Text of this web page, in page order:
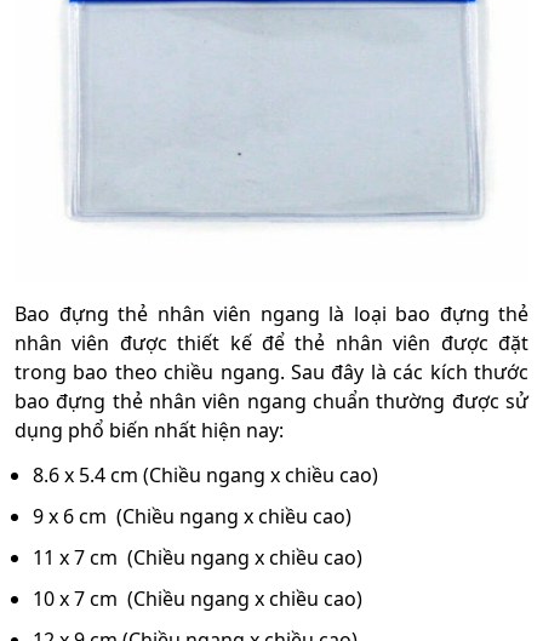
Bao đựng thẻ nhân viên ngang là loại bao đựng thẻ
nhân viên được thiết kế để thẻ nhân viên được đặt
trong bao theo chiều ngang. Sau đây là các kích thước
bao đựng thẻ nhân viên ngang chuẩn thường được sử
dụng phổ biến nhất hiện nay:
8.6 x 5.4 cm (Chiều ngang x chiều cao)
9 x 6 cm (Chiều ngang x chiều cao)
11 x 7 cm (Chiều ngang x chiều cao)
10 x 7 cm (Chiều ngang x chiều cao)